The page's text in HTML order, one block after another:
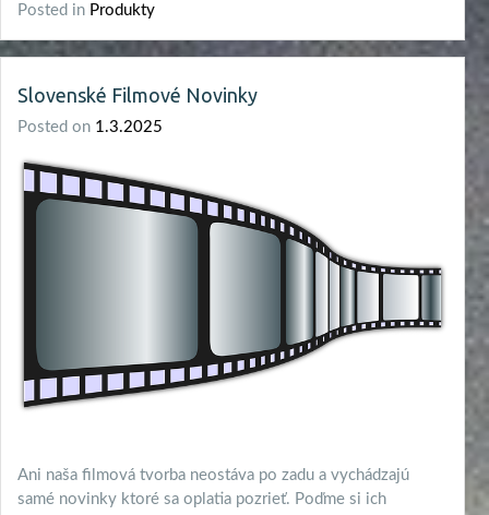
Posted in Produkty
Slovenské Filmové Novinky
Posted on 1.3.2025
Ani naša filmová tvorba neostáva po zadu a vychádzajú
samé novinky ktoré sa oplatia pozrieť. Poďme si ich